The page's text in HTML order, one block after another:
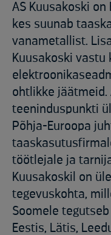
AS Kuusakoski
kes suunab
vanametallist.
Kuusakoski
ohtlikke jäätmeid.
teeninduspunkti
Põhja-Euroopa
töötlejale ja
Kuusakoskil on
tegevuskohta,
Soomele
Eestis, Lätis,